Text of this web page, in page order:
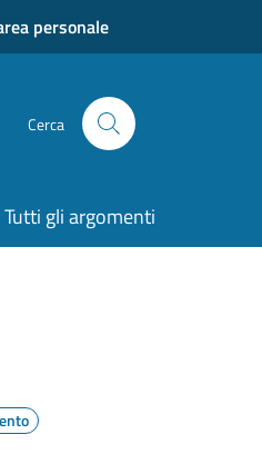
personale
Cerca
Tutti gli argomenti